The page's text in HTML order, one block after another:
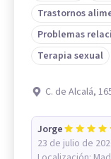
Trastornos
Problemas
Terapia sexual
C. de Alcalá,
Jorge
23 de julio de